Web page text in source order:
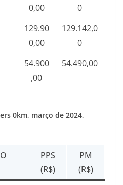
0,00
0
129.90
0,00
129.142,0
0
54.900
,00
54.490,00
0km, março de 2024,
PPS
(R$)
PM
(R$)